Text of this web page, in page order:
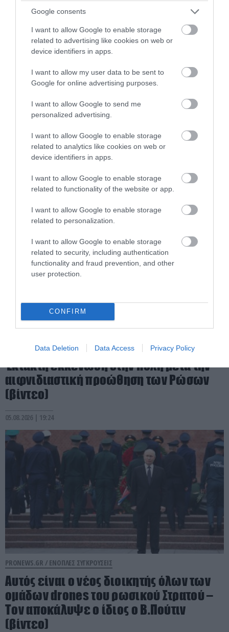
Google consents
I want to allow Google to enable storage
related to advertising like cookies on web or
device identifiers in apps.
I want to allow my user data to be sent to
Google for online advertising purposes.
I want to allow Google to send me
personalized advertising.
I want to allow Google to enable storage
related to analytics like cookies on web or
device identifiers in apps.
I want to allow Google to enable storage
related to functionality of the website or app.
I want to allow Google to enable storage
related to personalization.
I want to allow Google to enable storage
related to security, including authentication
functionality and fraud prevention, and other
user protection.
CONFIRM
Data Deletion Data Access Privacy Policy
PRONEWS.GR /ΕΝΟΠΛΕΣ ΣΥΓΚΡΟΥΣΕΙΣ
Αναδιάταξη για τον ρωσικό Στρατό στο
Ντονμπάς με εντολή Πούτιν: Οι αλλαγές
στη διοίκηση και πύραυλοι από τη
Β.Κορέα
05.08.2026 | 20:59
Αδειάζουν το Κραματόρσκ οι Ουκρανοί:
Έκτακτη εκκένωση στην πόλη μετά την
αιφνιδιαστική προώθηση των Ρώσων
(βίντεο)
05.08.2026 | 19:24
PRONEWS.GR / ΕΝΟΠΛΕΣ ΣΥΓΚΡΟΥΣΕΙΣ
Αυτός είναι ο νέος διοικητής όλων των
ομάδων drones του ρωσικού Στρατού –
Τον αποκάλυψε ο ίδιος ο Β.Πούτιν
(βίντεο)